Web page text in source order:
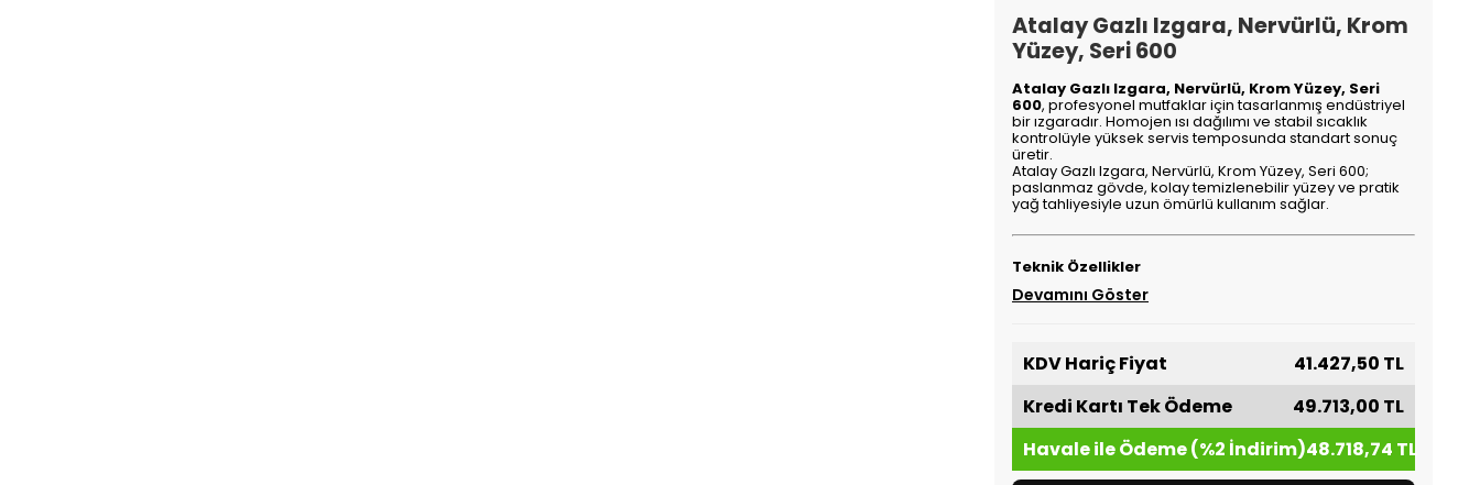
Atalay Gazlı Izgara, Nervürlü, Krom
Yüzey, Seri 600
Atalay Gazlı Izgara, Nervürlü, Krom Yüzey, Seri
600, profesyonel mutfaklar için tasarlanmış endüstriyel
bir ızgaradır. Homojen ısı dağılımı ve stabil sıcaklık
kontrolüyle yüksek servis temposunda standart sonuç
üretir.
Atalay Gazlı Izgara, Nervürlü, Krom Yüzey, Seri 600;
paslanmaz gövde, kolay temizlenebilir yüzey ve pratik
yağ tahliyesiyle uzun ömürlü kullanım sağlar.
Teknik Özellikler
Devamını Göster
KDV Hariç Fiyat
41.427,50 TL
Kredi Kartı Tek Ödeme
49.713,00 TL
Havale ile Ödeme (%2 İndirim)48.718,74 TL